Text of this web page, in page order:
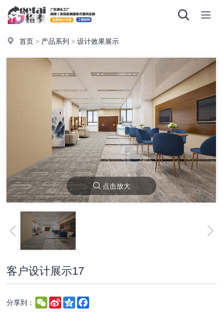
首页 > 产品系列 >设计效果展示
点击放大
客户设计展示17
分享到： WeChat
Sina
Weibo
Qzone